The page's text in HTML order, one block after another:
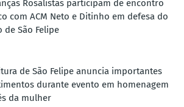
Rosalistas participam de encontro
com ACM Neto e Ditinho em defesa do
de São Felipe
de São Felipe anuncia importantes
durante evento em homenagem
da mulher